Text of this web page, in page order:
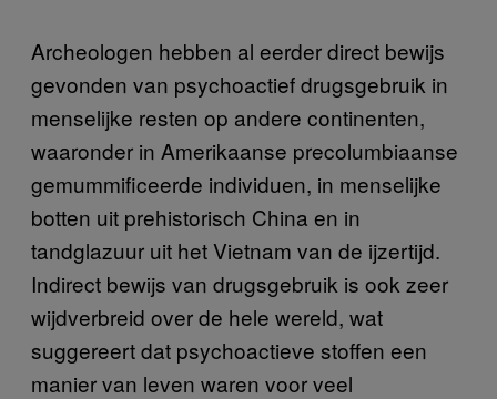
Archeologen hebben al eerder direct bewijs
gevonden van psychoactief drugsgebruik in
menselijke resten op andere continenten,
waaronder in Amerikaanse precolumbiaanse
gemummificeerde individuen, in menselijke
botten uit prehistorisch China en in
tandglazuur uit het Vietnam van de ijzertijd.
Indirect bewijs van drugsgebruik is ook zeer
wijdverbreid over de hele wereld, wat
suggereert dat psychoactieve stoffen een
manier van leven waren voor veel